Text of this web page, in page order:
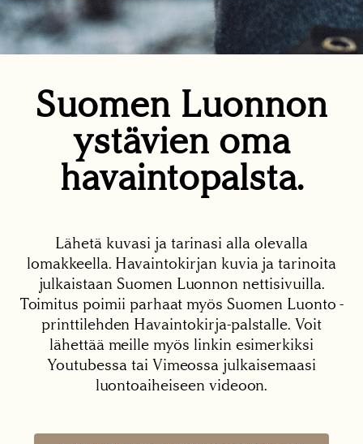
Suomen Luonnon
ystävien oma
havaintopalsta.
Lähetä kuvasi ja tarinasi alla olevalla
lomakkeella. Havaintokirjan kuvia ja tarinoita
julkaistaan Suomen Luonnon nettisivuilla.
Toimitus poimii parhaat myös Suomen Luonto -
printtilehden Havaintokirja-palstalle. Voit
lähettää meille myös linkin esimerkiksi
Youtubessa tai Vimeossa julkaisemaasi
luontoaiheiseen videoon.